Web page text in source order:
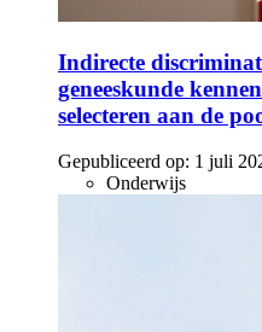
Indirecte
geneeskunde
selecteren aan de
Gepubliceerd op: 1 juli
Onderwijs